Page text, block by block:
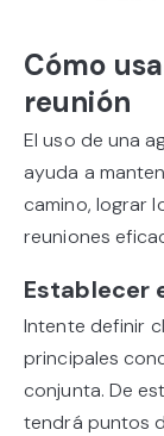
Cómo
reunión
El uso de una
ayuda a
camino, lograr
reuniones
Establecer
Intente definir
principales
conjunta. De
tendrá puntos